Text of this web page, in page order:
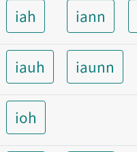
iah iann
iauh iaunn
ioh